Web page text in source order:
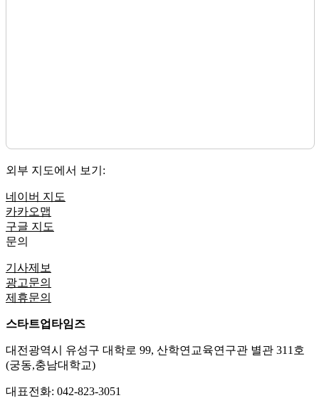
외부 지도에서 보기:
네이버 지도
카카오맵
구글 지도
문의
기사제보
광고문의
제휴문의
스타트업타임즈
대전광역시 유성구 대학로 99, 산학연교육연구관 별관 311호
(궁동,충남대학교)
대표전화: 042-823-3051